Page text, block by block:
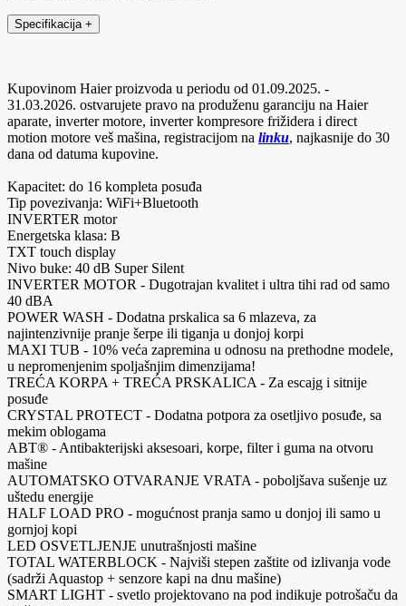
Specifikacija +
Kupovinom Haier proizvoda u periodu od 01.09.2025. -
31.03.2026. ostvarujete pravo na produženu garanciju na Haier
aparate, inverter motore, inverter kompresore frižidera i direct
motion motore veš mašina, registracijom na linku, najkasnije do 30
dana od datuma kupovine.
Kapacitet: do 16 kompleta posuđa
Tip povezivanja: WiFi+Bluetooth
INVERTER motor
Energetska klasa: B
TXT touch display
Nivo buke: 40 dB Super Silent
INVERTER MOTOR - Dugotrajan kvalitet i ultra tihi rad od samo
40 dBA
POWER WASH - Dodatna prskalica sa 6 mlazeva, za
najintenzivnije pranje šerpe ili tiganja u donjoj korpi
MAXI TUB - 10% veća zapremina u odnosu na prethodne modele,
u nepromenjenim spoljašnjim dimenzijama!
TREĆA KORPA + TREĆA PRSKALICA - Za escajg i sitnije
posuđe
CRYSTAL PROTECT - Dodatna potpora za osetljivo posuđe, sa
mekim oblogama
ABT® - Antibakterijski aksesoari, korpe, filter i guma na otvoru
mašine
AUTOMATSKO OTVARANJE VRATA - poboljšava sušenje uz
uštedu energije
HALF LOAD PRO - mogućnost pranja samo u donjoj ili samo u
gornjoj kopi
LED OSVETLJENJE unutrašnjosti mašine
TOTAL WATERBLOCK - Najviši stepen zaštite od izlivanja vode
(sadrži Aquastop + senzore kapi na dnu mašine)
SMART LIGHT - svetlo projektovano na pod indikuje potrošaču da